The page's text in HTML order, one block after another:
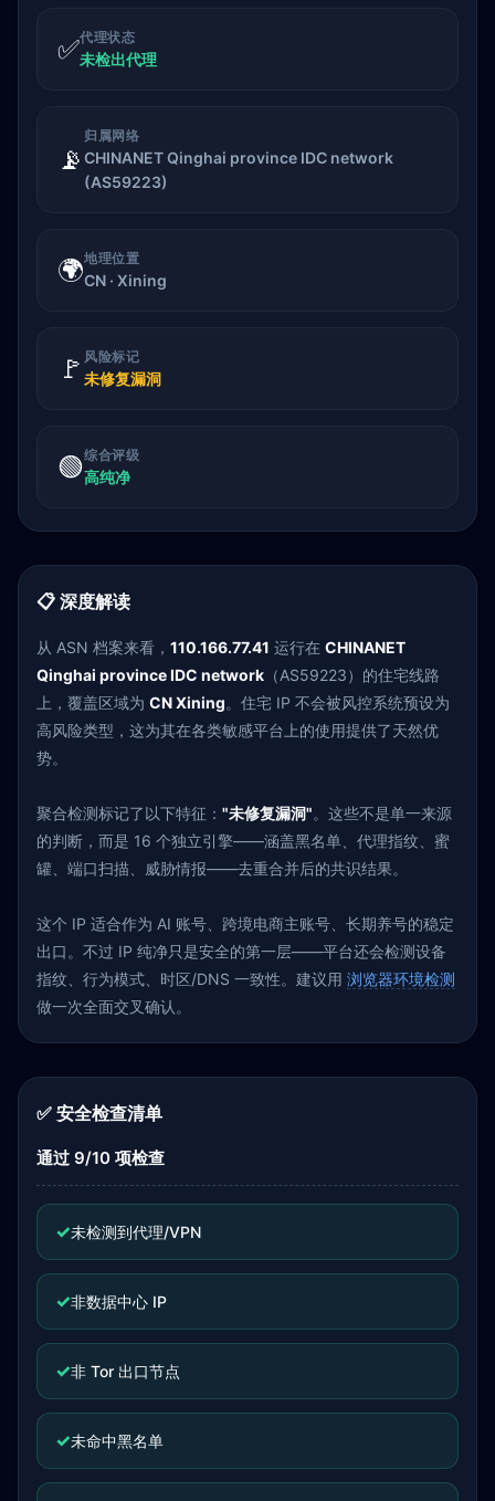
✅代理状态
未检出代理
📡
归属网络
CHINANET Qinghai province IDC network
(AS59223)
🌍地理位置
CN · Xining
🚩 风险标记
未修复漏洞
🟢综合评级
高纯净
📋 深度解读
从 ASN 档案来看， 110.166.77.41 运行在 CHINANET
Qinghai province IDC network （AS59223）的住宅线路
上，覆盖区域为 CN Xining。住宅 IP 不会被风控系统预设为
高风险类型，这为其在各类敏感平台上的使用提供了天然优
势。
聚合检测标记了以下特征： "未修复漏洞"。这些不是单一来源
的判断，而是 16 个独立引擎——涵盖黑名单、代理指纹、蜜
罐、端口扫描、威胁情报——去重合并后的共识结果。
这个 IP 适合作为 AI 账号、跨境电商主账号、长期养号的稳定
出口。不过 IP 纯净只是安全的第一层——平台还会检测设备
指纹、行为模式、时区/DNS 一致性。建议用 浏览器环境检测
做一次全面交叉确认。
✅ 安全检查清单
通过 9/10 项检查
✓未检测到代理/VPN
✓非数据中心 IP
✓非 Tor 出口节点
✓未命中黑名单